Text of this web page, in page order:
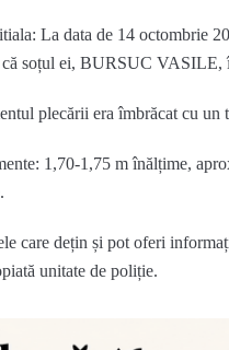
La data de 14 octombrie
soțul ei, BURSUC VASILE,
plecării era îmbrăcat cu un
1,70-1,75 m înălțime,
care dețin și pot oferi
unitate de poliție.